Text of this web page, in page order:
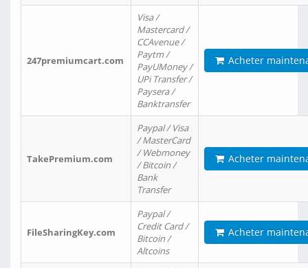
247premiumcart.com
Visa /
Mastercard /
CCAvenue /
Paytm /
PayUMoney /
UPi Transfer /
Paysera /
Banktransfer
Acheter
TakePremium.com
Paypal / Visa
/ MasterCard
/ Webmoney
/ Bitcoin /
Bank
Transfer
Acheter
FileSharingKey.com
Paypal /
Credit Card /
Bitcoin /
Altcoins
Acheter